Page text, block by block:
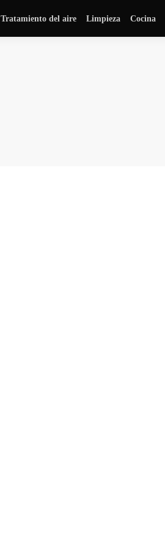
Tratamiento del aire Limpieza Cocina